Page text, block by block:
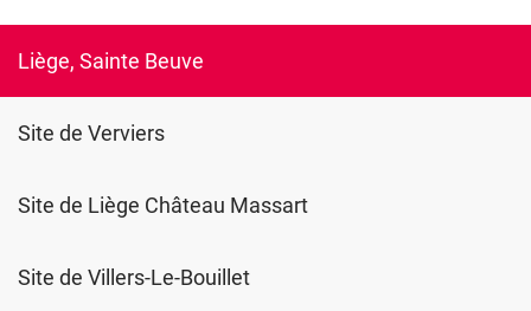
Liège, Sainte Beuve
Site de Verviers
Site de Liège Château Massart
Site de Villers-Le-Bouillet